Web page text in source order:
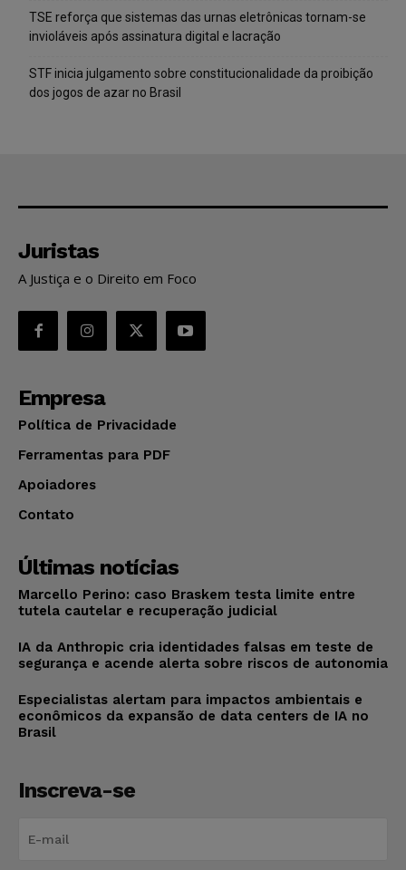
TSE reforça que sistemas das urnas eletrônicas tornam-se
invioláveis após assinatura digital e lacração
STF inicia julgamento sobre constitucionalidade da proibição
dos jogos de azar no Brasil
Juristas
A Justiça e o Direito em Foco
Empresa
Política de Privacidade
Ferramentas para PDF
Apoiadores
Contato
Últimas notícias
Marcello Perino: caso Braskem testa limite entre
tutela cautelar e recuperação judicial
IA da Anthropic cria identidades falsas em teste de
segurança e acende alerta sobre riscos de autonomia
Especialistas alertam para impactos ambientais e
econômicos da expansão de data centers de IA no
Brasil
Inscreva-se